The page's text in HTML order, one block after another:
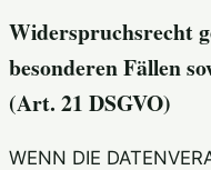
Widerspruchsrecht
besonderen Fällen
(Art. 21 DSGVO)
WENN DIE